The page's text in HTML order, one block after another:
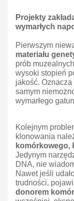
Projekty
wymarłych
Pierwszym
materiału
prób
wysoki stopień
jakość.
samym
wymarłego
Kolejnym
klonowania
komórkowego,
Jedynym
DNA, nie
Nawet jeśli
trudności,
donorem